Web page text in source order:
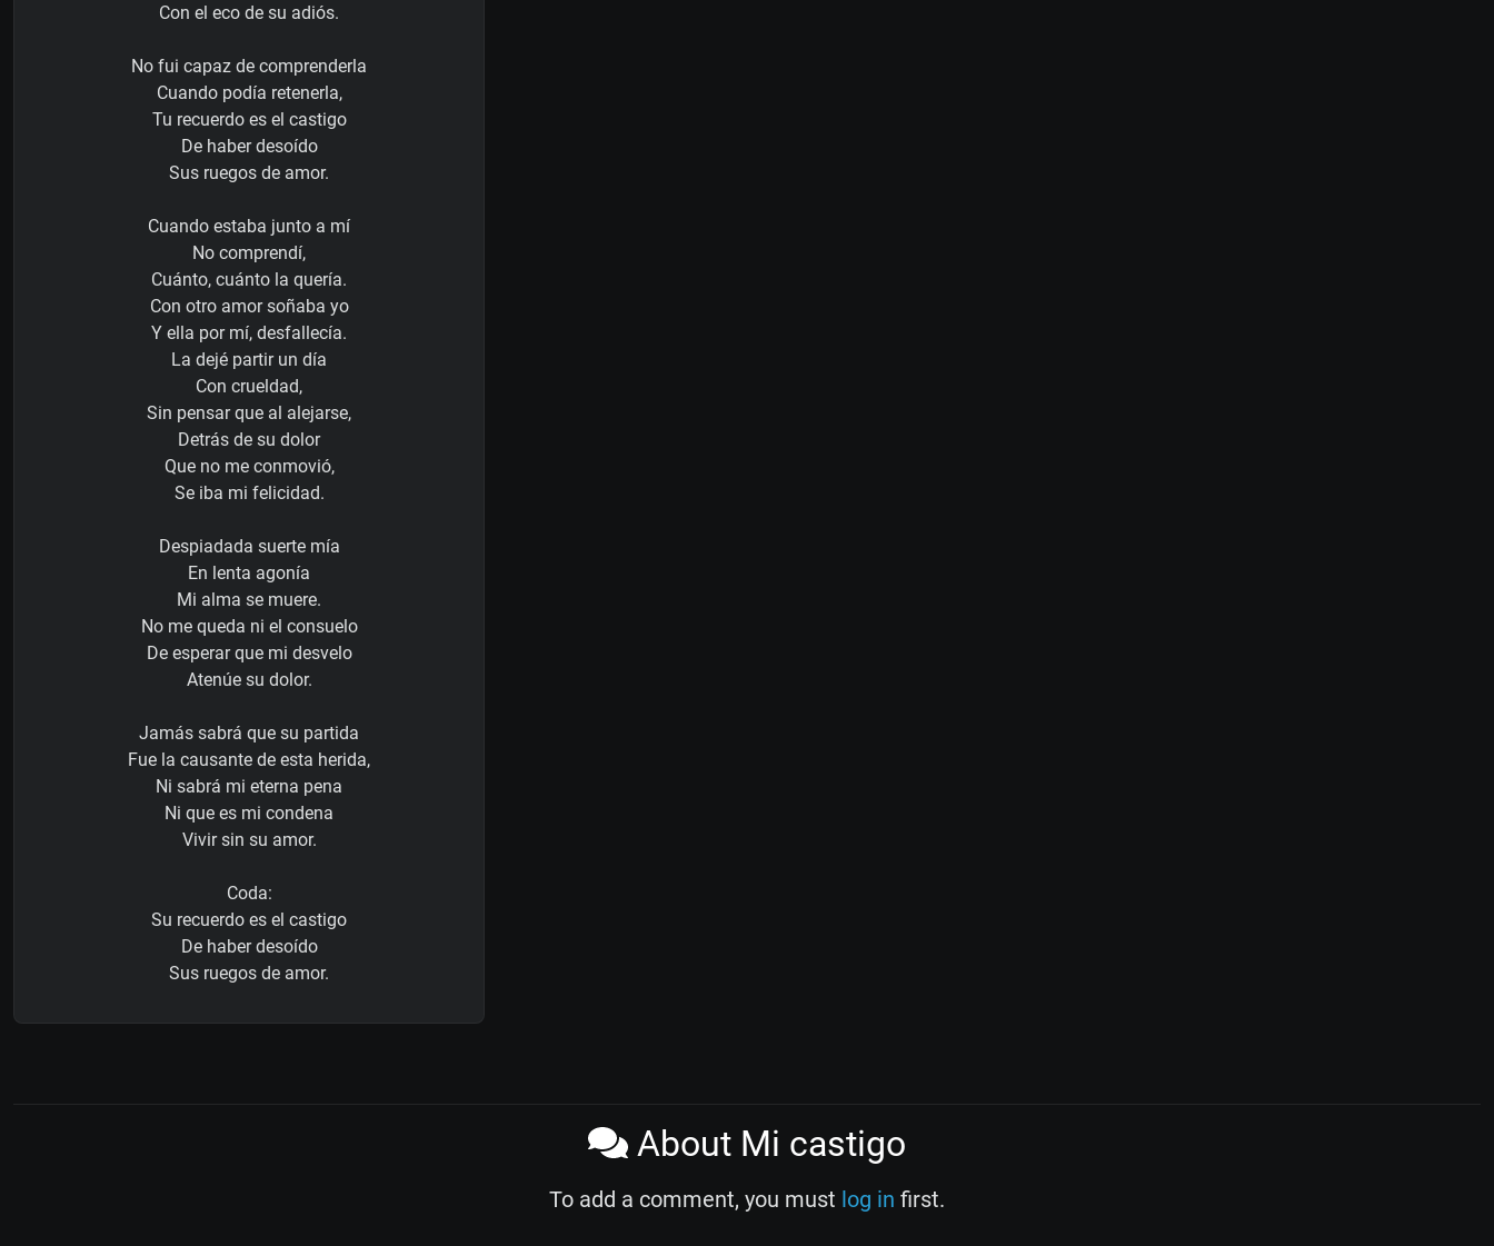
Con el eco de su adiós.
No fui capaz de comprenderla
Cuando podía retenerla,
Tu recuerdo es el castigo
De haber desoído
Sus ruegos de amor.
Cuando estaba junto a mí
No comprendí,
Cuánto, cuánto la quería.
Con otro amor soñaba yo
Y ella por mí, desfallecía.
La dejé partir un día
Con crueldad,
Sin pensar que al alejarse,
Detrás de su dolor
Que no me conmovió,
Se iba mi felicidad.
Despiadada suerte mía
En lenta agonía
Mi alma se muere.
No me queda ni el consuelo
De esperar que mi desvelo
Atenúe su dolor.
Jamás sabrá que su partida
Fue la causante de esta herida,
Ni sabrá mi eterna pena
Ni que es mi condena
Vivir sin su amor.
Coda:
Su recuerdo es el castigo
De haber desoído
Sus ruegos de amor.
About Mi castigo
To add a comment, you must log in first.